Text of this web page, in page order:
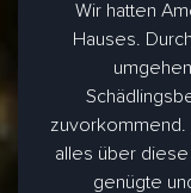
Wir hatten
Hauses.
alles über
genügte